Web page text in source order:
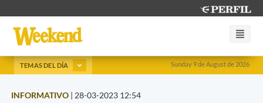
Sunday 9 de August de 2026
TEMAS DEL DÍA
INFORMATIVO | 28-03-2023 12:54